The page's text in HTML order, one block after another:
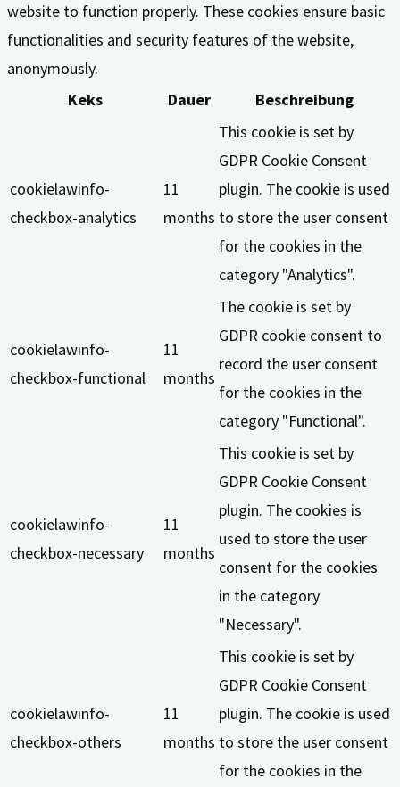
website to function properly. These cookies ensure basic
functionalities and security features of the website,
anonymously.
Keks
Dauer Beschreibung
cookielawinfo-
checkbox-analytics
11
months
This cookie is set by
GDPR Cookie Consent
plugin. The cookie is used
to store the user consent
for the cookies in the
category "Analytics".
cookielawinfo-
checkbox-functional
11
months
The cookie is set by
GDPR cookie consent to
record the user consent
for the cookies in the
category "Functional".
cookielawinfo-
checkbox-necessary
11
months
This cookie is set by
GDPR Cookie Consent
plugin. The cookies is
used to store the user
consent for the cookies
in the category
"Necessary".
cookielawinfo-
checkbox-others
11
months
This cookie is set by
GDPR Cookie Consent
plugin. The cookie is used
to store the user consent
for the cookies in the